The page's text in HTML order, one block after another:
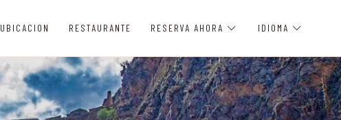
UBICACION RESTAURANTE RESERVA AHORA IDIOMA